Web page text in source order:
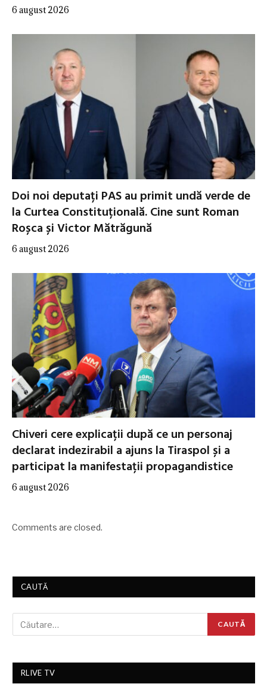
6 august 2026
Doi noi deputați PAS au primit undă verde de
la Curtea Constituțională. Cine sunt Roman
Roșca și Victor Mătrăgună
6 august 2026
Chiveri cere explicații după ce un personaj
declarat indezirabil a ajuns la Tiraspol și a
participat la manifestații propagandistice
6 august 2026
Comments are closed.
CAUTĂ
RLIVE TV